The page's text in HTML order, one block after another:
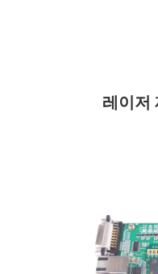
레이저